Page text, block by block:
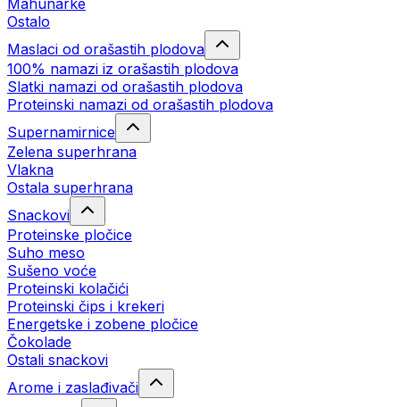
Mahunarke
Ostalo
Maslaci od orašastih plodova
100% namazi iz orašastih plodova
Slatki namazi od orašastih plodova
Proteinski namazi od orašastih plodova
Supernamirnice
Zelena superhrana
Vlakna
Ostala superhrana
Snackovi
Proteinske pločice
Suho meso
Sušeno voće
Proteinski kolačići
Proteinski čips i krekeri
Energetske i zobene pločice
Čokolade
Ostali snackovi
Arome i zaslađivači